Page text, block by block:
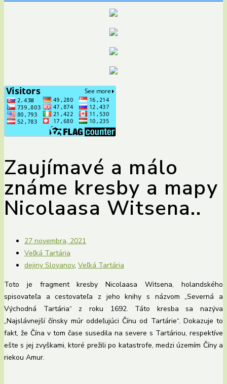
Zaujímavé a málo
známe kresby a mapy
Nicolaasa Witsena..
27 novembra, 2021
Veľká Tartária
dejiny Slovanov, Veľká Tartária
Toto je fragment kresby Nicolaasa Witsena, holandského
spisovateľa a cestovateľa z jeho knihy s názvom „Severná a
Východná Tartária“ z roku 1692. Táto kresba sa nazýva
„Najslávnejší čínsky múr oddeľujúci Čínu od Tartárie“. Dokazuje to
fakt, že Čína v tom čase susedila na severe s Tartáriou, respektíve
ešte s jej zvyškami, ktoré prežili po katastrofe, medzi územím Číny a
riekou Amur.